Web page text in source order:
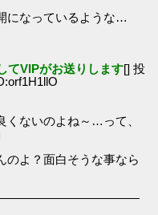
になっているような…
てVIPがお送りします[] 投
くないのよね～…って、
のよ？面白そうな事なら